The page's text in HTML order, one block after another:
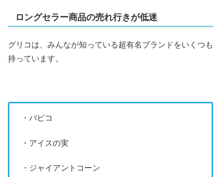
ロングセラー商品の売れ行きが低迷
グリコは、みんなが知っている超有名ブランドをいくつも
持っています。
・パピコ
・アイスの実
・ジャイアントコーン